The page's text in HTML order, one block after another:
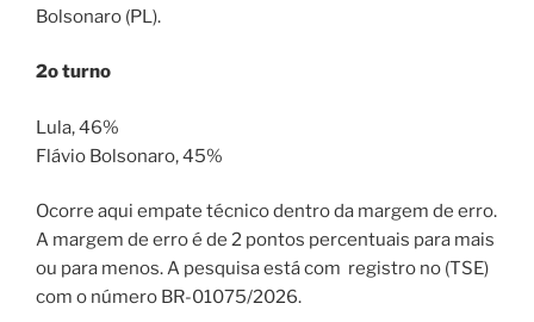
Bolsonaro (PL).
2o turno
Lula, 46%
Flávio Bolsonaro, 45%
Ocorre aqui empate técnico dentro da margem de erro.
A margem de erro é de 2 pontos percentuais para mais
ou para menos. A pesquisa está com registro no (TSE)
com o número BR-01075/2026.